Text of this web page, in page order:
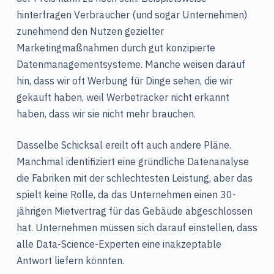
hinterfragen Verbraucher (und sogar Unternehmen)
zunehmend den Nutzen gezielter
Marketingmaßnahmen durch gut konzipierte
Datenmanagementsysteme. Manche weisen darauf
hin, dass wir oft Werbung für Dinge sehen, die wir
gekauft haben, weil Werbetracker nicht erkannt
haben, dass wir sie nicht mehr brauchen.
Dasselbe Schicksal ereilt oft auch andere Pläne.
Manchmal identifiziert eine gründliche Datenanalyse
die Fabriken mit der schlechtesten Leistung, aber das
spielt keine Rolle, da das Unternehmen einen 30-
jährigen Mietvertrag für das Gebäude abgeschlossen
hat. Unternehmen müssen sich darauf einstellen, dass
alle Data-Science-Experten eine inakzeptable
Antwort liefern könnten.